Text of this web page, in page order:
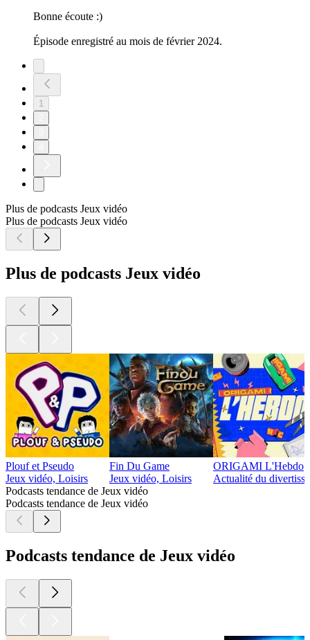
Bonne écoute :)
Épisode enregistré au mois de février 2024.
1
Plus de podcasts Jeux vidéo
Plus de podcasts Jeux vidéo
Plus de podcasts Jeux vidéo
Plouf et Pseudo
Jeux vidéo, Loisirs
Fin Du Game
Jeux vidéo, Loisirs
ORIGAMI L'Hebdo
Actualité du
Podcasts tendance de Jeux vidéo
Podcasts tendance de Jeux vidéo
Podcasts tendance de Jeux vidéo